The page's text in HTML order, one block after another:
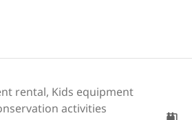
rental, Kids equipment
activities